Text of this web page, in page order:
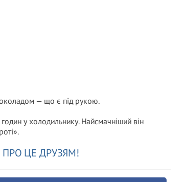
— що є під рукою.
у холодильнику. Найсмачніший він
ПРО ЦЕ ДРУЗЯМ!